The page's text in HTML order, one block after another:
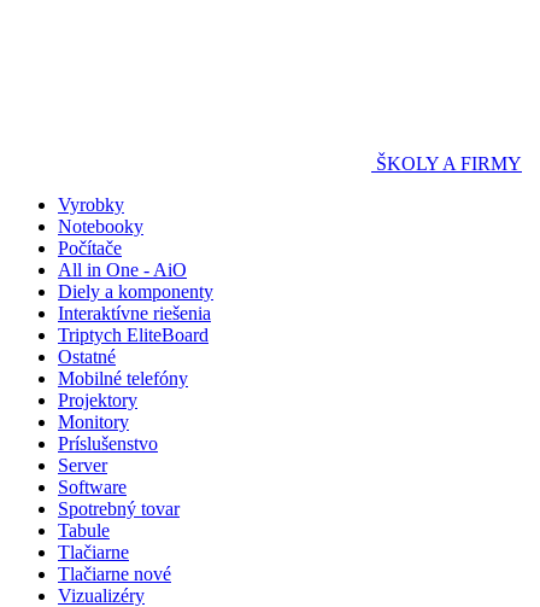
ŠKOLY A FIRMY
Vyrobky
Notebooky
Počítače
All in One - AiO
Diely a komponenty
Interaktívne riešenia
Triptych EliteBoard
Ostatné
Mobilné telefóny
Projektory
Monitory
Príslušenstvo
Server
Software
Spotrebný tovar
Tabule
Tlačiarne
Tlačiarne nové
Vizualizéry